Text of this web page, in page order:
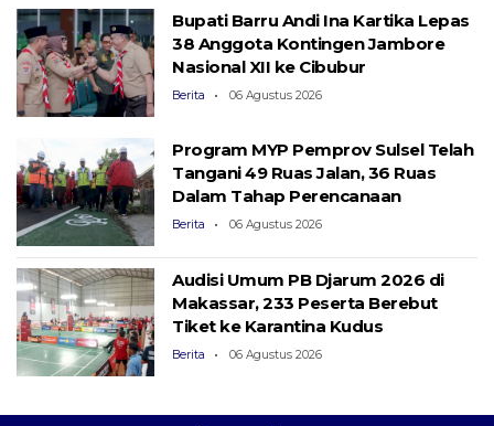
Bupati Barru Andi Ina Kartika Lepas
38 Anggota Kontingen Jambore
Nasional XII ke Cibubur
Berita 06 Agustus 2026
Program MYP Pemprov Sulsel Telah
Tangani 49 Ruas Jalan, 36 Ruas
Dalam Tahap Perencanaan
Berita 06 Agustus 2026
Audisi Umum PB Djarum 2026 di
Makassar, 233 Peserta Berebut
Tiket ke Karantina Kudus
Berita 06 Agustus 2026